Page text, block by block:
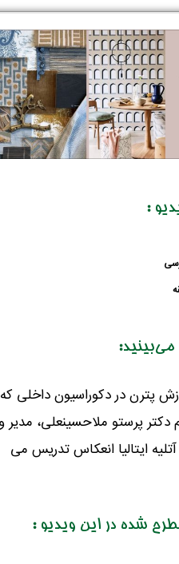
:
می‌بینید:
پترن در دکوراسیون داخلی که
دکتر پرستو ملاحسینعلی، مدیر
ایتالیا انعکاس تدریس می
شده در این ویدیو :